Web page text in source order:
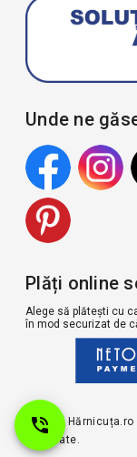
Unde ne
Plăți online
Alege să plătești cu
în mod securizat de
© 2026
rezervate.